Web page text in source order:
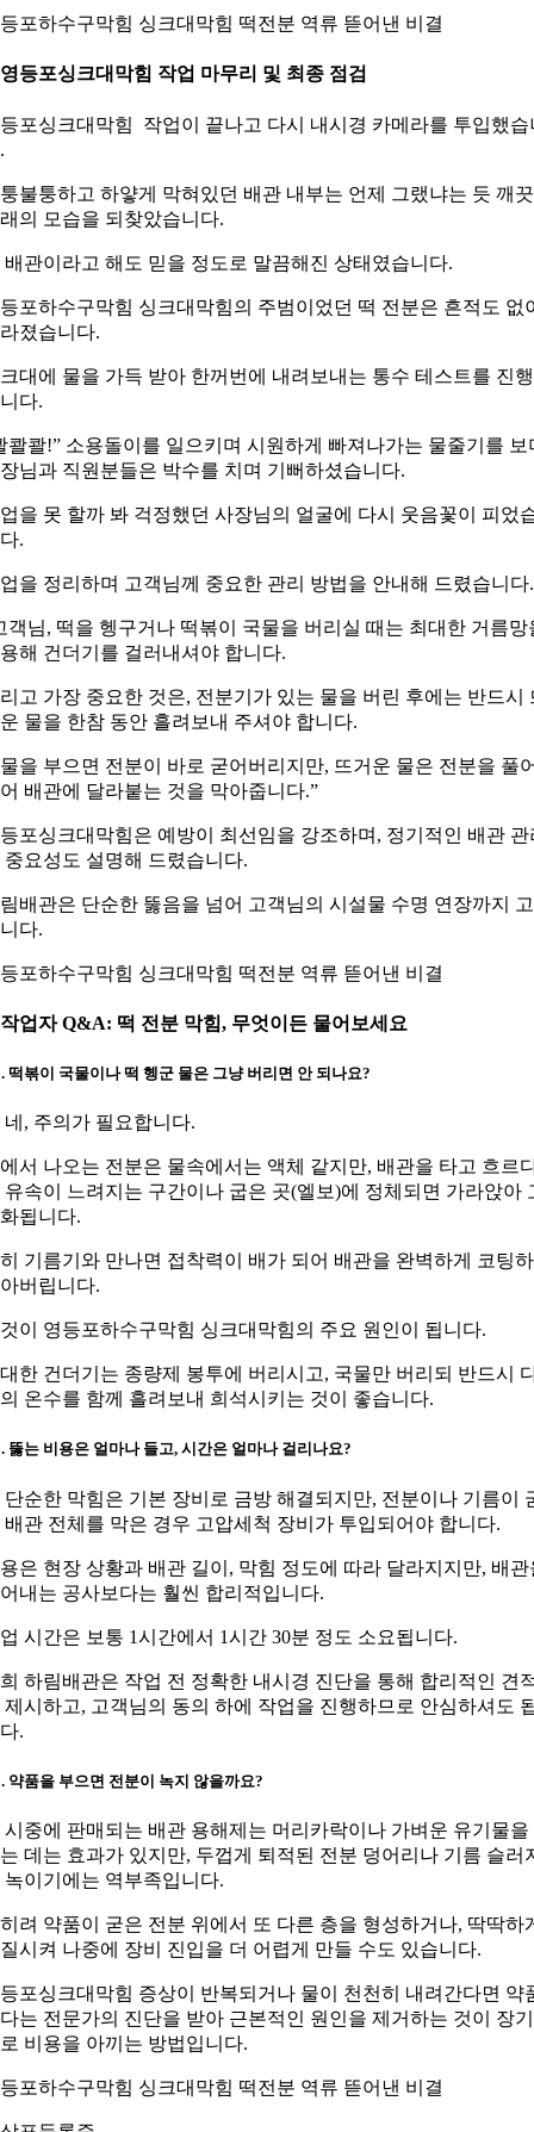
포하수구막힘 싱크대막힘 떡전분 역류 뜯어낸 비결
등포싱크대막힘 작업 마무리 및 최종 점검
포싱크대막힘 작업이 끝나고 다시 내시경 카메라를 투입했습
불퉁하고 하얗게 막혀있던 배관 내부는 언제 그랬냐는 듯 깨
의 모습을 되찾았습니다.
배관이라고 해도 믿을 정도로 말끔해진 상태였습니다.
포하수구막힘 싱크대막힘의 주범이었던 떡 전분은 흔적도 없
졌습니다.
대에 물을 가득 받아 한꺼번에 내려보내는 통수 테스트를 진
다.
콸콸!” 소용돌이를 일으키며 시원하게 빠져나가는 물줄기를 보
님과 직원분들은 박수를 치며 기뻐하셨습니다.
을 못 할까 봐 걱정했던 사장님의 얼굴에 다시 웃음꽃이 피었
.
을 정리하며 고객님께 중요한 관리 방법을 안내해 드렸습니다.
객님, 떡을 헹구거나 떡볶이 국물을 버리실 때는 최대한 거름망
해 건더기를 걸러내셔야 합니다.
고 가장 중요한 것은, 전분기가 있는 물을 버린 후에는 반드시
물을 한참 동안 흘려보내 주셔야 합니다.
을 부으면 전분이 바로 굳어버리지만, 뜨거운 물은 전분을 풀
배관에 달라붙는 것을 막아줍니다.”
포싱크대막힘은 예방이 최선임을 강조하며, 정기적인 배관 관
중요성도 설명해 드렸습니다.
배관은 단순한 뚫음을 넘어 고객님의 시설물 수명 연장까지
다.
포하수구막힘 싱크대막힘 떡전분 역류 뜯어낸 비결
업자 Q&A: 떡 전분 막힘, 무엇이든 물어보세요
떡볶이 국물이나 떡 헹군 물은 그냥 버리면 안 되나요?
네, 주의가 필요합니다.
서 나오는 전분은 물속에서는 액체 같지만, 배관을 타고 흐르
유속이 느려지는 구간이나 굽은 곳(엘보)에 정체되면 가라앉아
됩니다.
기름기와 만나면 접착력이 배가 되어 배관을 완벽하게 코팅
버립니다.
이 영등포하수구막힘 싱크대막힘의 주요 원인이 됩니다.
한 건더기는 종량제 봉투에 버리시고, 국물만 버리되 반드시
온수를 함께 흘려보내 희석시키는 것이 좋습니다.
뚫는 비용은 얼마나 들고, 시간은 얼마나 걸리나요?
단순한 막힘은 기본 장비로 금방 해결되지만, 전분이나 기름이
배관 전체를 막은 경우 고압세척 장비가 투입되어야 합니다.
은 현장 상황과 배관 길이, 막힘 정도에 따라 달라지지만, 배관
내는 공사보다는 훨씬 합리적입니다.
시간은 보통 1시간에서 1시간 30분 정도 소요됩니다.
하림배관은 작업 전 정확한 내시경 진단을 통해 합리적인 견
제시하고, 고객님의 동의 하에 작업을 진행하므로 안심하셔도
.
약품을 부으면 전분이 녹지 않을까요?
시중에 판매되는 배관 용해제는 머리카락이나 가벼운 유기물을
데는 효과가 있지만, 두껍게 퇴적된 전분 덩어리나 기름 슬러
녹이기에는 역부족입니다.
려 약품이 굳은 전분 위에서 또 다른 층을 형성하거나, 딱딱하
시켜 나중에 장비 진입을 더 어렵게 만들 수도 있습니다.
포싱크대막힘 증상이 반복되거나 물이 천천히 내려간다면 약
는 전문가의 진단을 받아 근본적인 원인을 제거하는 것이 장
비용을 아끼는 방법입니다.
포하수구막힘 싱크대막힘 떡전분 역류 뜯어낸 비결